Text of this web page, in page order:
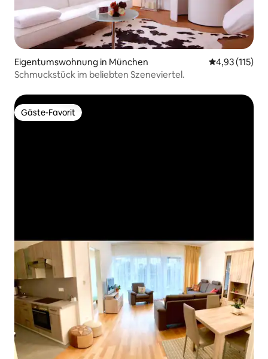
Eigentumswohnung in München
4,93 (115)
Schmuckstück im beliebten Szeneviertel.
Gäste-Favorit
Gäste-Favorit